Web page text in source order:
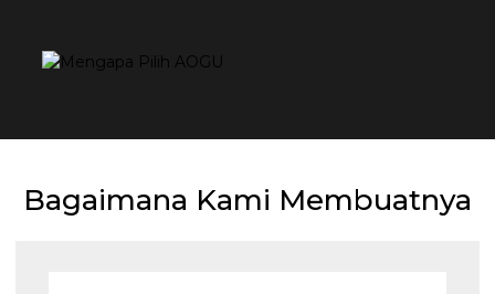
Bagaimana Kami Membuatnya